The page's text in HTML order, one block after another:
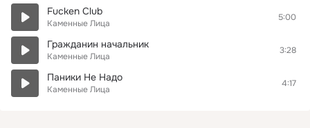
Fucken Club
Каменные Лица
5:00
Гражданин начальник
Каменные Лица
3:28
Паники Не Надо
Каменные Лица
4:17